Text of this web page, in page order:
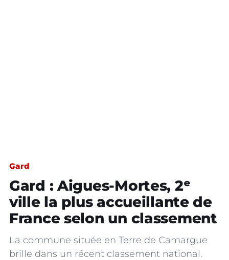
Gard
Gard : Aigues-Mortes, 2ᵉ
ville la plus accueillante de
France selon un classement
La commune située en Terre de Camargue
brille dans un récent classement national.